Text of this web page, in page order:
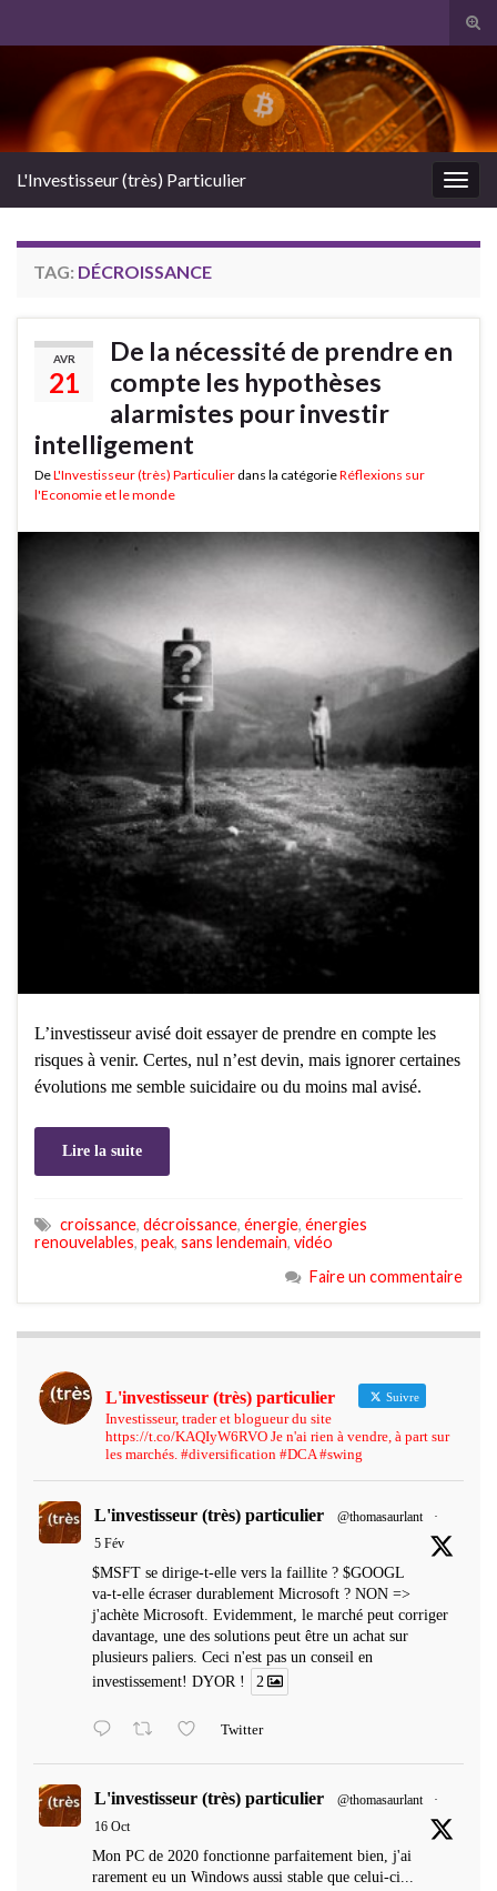
Search for:
L'Investisseur (très) Particulier
TAG: DÉCROISSANCE
AVR
21
De la nécessité de prendre en
compte les hypothèses
alarmistes pour investir
intelligement
DeL'Investisseur (très) Particulier dans la catégorieRéflexions sur
l'Economie et le monde
L’investisseur avisé doit essayer de prendre en compte les
risques à venir. Certes, nul n’est devin, mais ignorer certaines
évolutions me semble suicidaire ou du moins mal avisé.
Lire la suite
croissance, décroissance, énergie, énergies
renouvelables, peak, sans lendemain, vidéo
Faire un commentaire
L'investisseur (très) particulier Suivre
Investisseur, trader et blogueur du site
https://t.co/KAQIyW6RVO Je n'ai rien à vendre, à part sur
les marchés. #diversification #DCA #swing
L'investisseur (très) particulier @thomasaurlant
·
5 Fév
$MSFT se dirige-t-elle vers la faillite ? $GOOGL
va-t-elle écraser durablement Microsoft ? NON =>
j'achète Microsoft. Evidemment, le marché peut corriger
davantage, une des solutions peut être un achat sur
plusieurs paliers. Ceci n'est pas un conseil en
investissement! DYOR !
2
Twitter
L'investisseur (très) particulier @thomasaurlant
·
16 Oct
Mon PC de 2020 fonctionne parfaitement bien, j'ai
rarement eu un Windows aussi stable que celui-ci...